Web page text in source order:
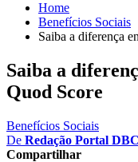
Home
Benefícios Sociais
Saiba a diferença
Saiba a
Quod Score
Benefícios Sociais
De Redação Portal DBC
Compartilhar